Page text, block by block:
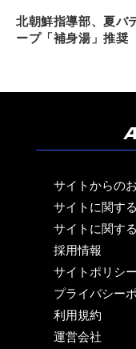
北朝鮮指導部、夏バ
ープ「補身湯」推奨
サイトからの
サイトに関す
サイトに関す
採用情報
サイトポリシー
プライバシー
利用規約
運営会社